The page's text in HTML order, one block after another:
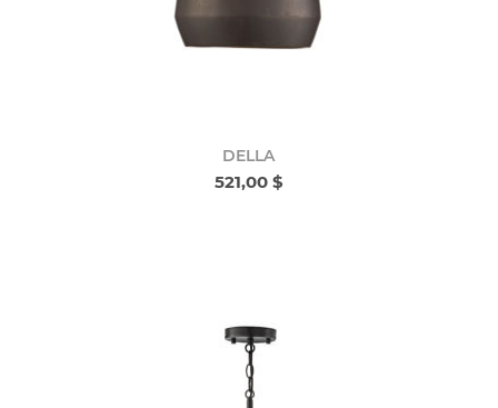
DELLA
521,00 $